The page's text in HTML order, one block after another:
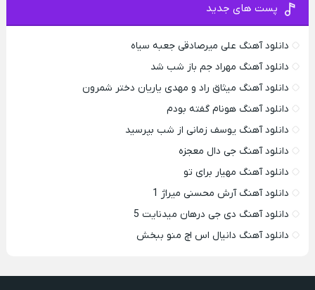
پست های جدید
دانلود آهنگ علی میرصادقی جعبه سیاه
دانلود آهنگ مهراد جم باز شب شد
دانلود آهنگ میثاق راد و مهدی یاریان دختر شمرون
دانلود آهنگ هونام گفته بودم
دانلود آهنگ یوسف زمانی از شب بپرسید
دانلود آهنگ جی دال معجزه
دانلود آهنگ مهیار برای تو
دانلود آهنگ آرش محسنی میراژ 1
دانلود آهنگ دی جی درهان میدنایت 5
دانلود آهنگ دانیال اس اچ منو ببخش